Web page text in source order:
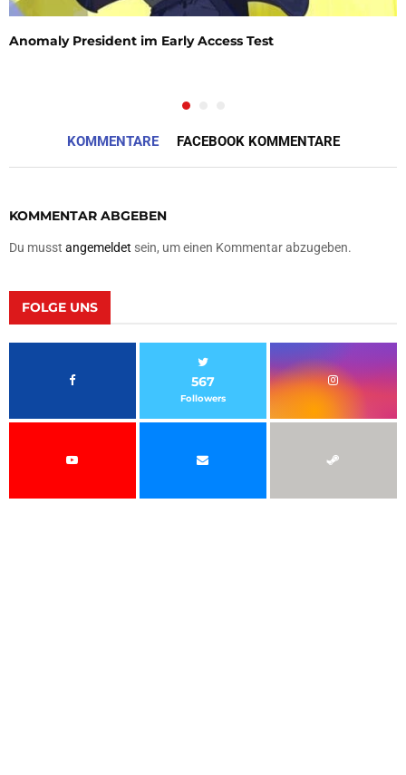
Anomaly President im Early Access Test
KOMMENTARE FACEBOOK KOMMENTARE
KOMMENTAR ABGEBEN
Du musst angemeldet sein, um einen Kommentar abzugeben.
FOLGE UNS
567
Followers